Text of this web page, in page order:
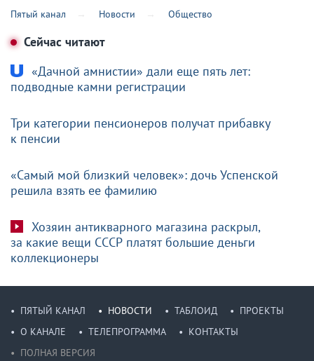
Пятый канал Новости Общество
Сейчас читают
«Дачной амнистии» дали еще пять лет:
подводные камни регистрации
Три категории пенсионеров получат прибавку
к пенсии
«Самый мой близкий человек»: дочь Успенской
решила взять ее фамилию
Хозяин антикварного магазина раскрыл,
за какие вещи СССР платят большие деньги
коллекционеры
ПЯТЫЙ КАНАЛ НОВОСТИ ТАБЛОИД
ПРОЕКТЫ
О КАНАЛЕ
ТЕЛЕПРОГРАММА
КОНТАКТЫ
ПОЛНАЯ ВЕРСИЯ